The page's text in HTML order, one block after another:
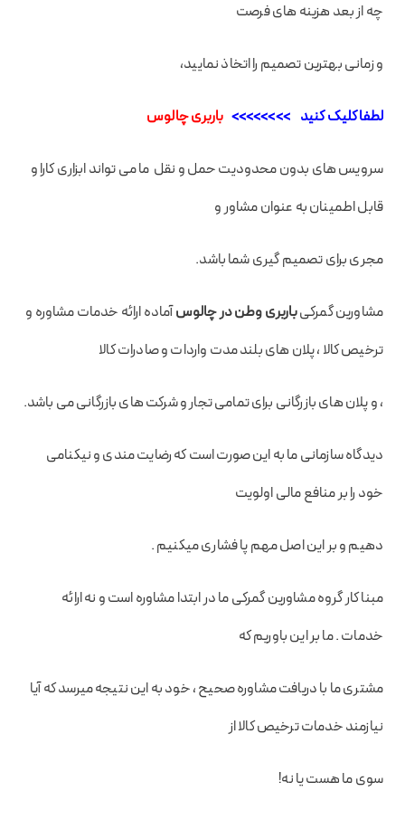
چه از بعد هزینه های فرصت
و زمانی بهترین تصمیم را اتخاذ نمایید،
لطفا کلیک کنید >>>>>>>> باربری چالوس
سرویس های بدون محدودیت حمل و نقل ما می تواند ابزاری کارا و
قابل اطمینان به عنوان مشاور و
مجری برای تصمیم گیری شما باشد.
مشاورین گمرکیباربری وطن در چالوسآماده ارائه خدمات مشاوره و
ترخیص کالا ، پلان های بلند مدت واردات و صادرات کالا
، و پلان های بازرگانی برای تمامی تجار و شرکت های بازرگانی می باشد.
دیدگاه سازمانی ما به این صورت است که رضایت مندی و نیکنامی
خود را بر منافع مالی اولویت
دهیم و بر این اصل مهم پا فشاری میکنیم .
مبنا کار گروه مشاورین گمرکی ما در ابتدا مشاوره است و نه ارائه
خدمات . ما بر این باوریم که
مشتری ما با دریافت مشاوره صحیح ، خود به این نتیجه میرسد که آیا
نیازمند خدمات ترخیص کالا از
سوی ما هست یا نه!